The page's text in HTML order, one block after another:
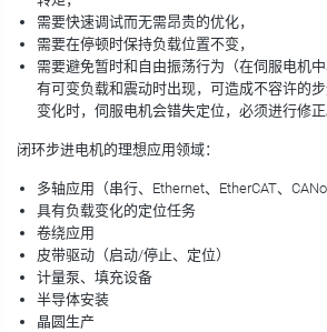
需要快速调试而无需昂贵的优化，
需要在停顿时保持负载位置不变，
需要避免暂时和自由振荡行为（在伺服电机
有可变负载和震动时出现，可造成不容许的
变化时，伺服电机会错失定位，必须进行修正
闭环步进电机的理想应用领域：
多轴应用（串行、Ethernet、EtherCAT、
具有负载变化的定位任务
卷绕应用
皮带驱动（启动/停止、定位）
计量泵、填充设备
半导体安装
晶圆生产